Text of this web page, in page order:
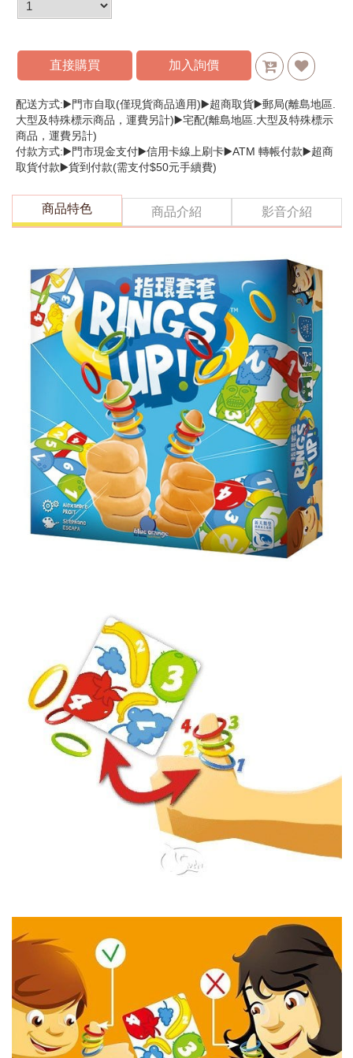
直接購買 加入詢價
配送方式:▶️門市自取(僅現貨商品適用)▶️超商取貨▶️郵局(離島地區.
大型及特殊標示商品，運費另計)▶️宅配(離島地區.大型及特殊標示
商品，運費另計)
付款方式:▶️門市現金支付▶️信用卡線上刷卡▶️ATM 轉帳付款▶️超商
取貨付款▶️貨到付款(需支付$50元手續費)
商品特色 商品介紹 影音介紹